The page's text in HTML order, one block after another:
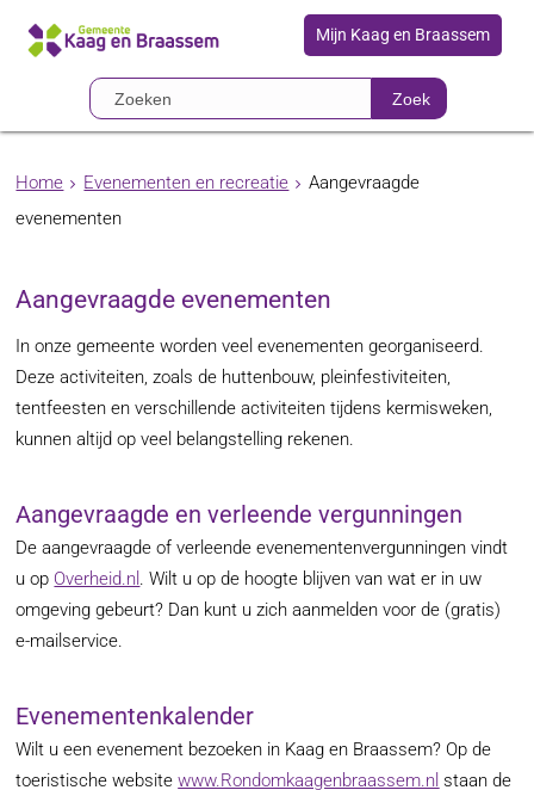
Mijn Kaag en Braassem
Zoek
Home Evenementen en recreatie
Aangevraagde
evenementen
Aangevraagde evenementen
In onze gemeente worden veel evenementen georganiseerd.
Deze activiteiten, zoals de huttenbouw, pleinfestiviteiten,
tentfeesten en verschillende activiteiten tijdens kermisweken,
kunnen altijd op veel belangstelling rekenen.
Aangevraagde en verleende vergunningen
De aangevraagde of verleende evenementenvergunningen vindt
u op Overheid.nl . Wilt u op de hoogte blijven van wat er in uw
omgeving gebeurt? Dan kunt u zich aanmelden voor de (gratis)
e-mailservice.
Evenementenkalender
Wilt u een evenement bezoeken in Kaag en Braassem? Op de
toeristische websitewww.Rondomkaagenbraassem.nl staan de